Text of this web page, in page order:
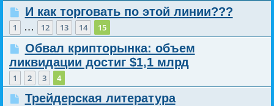
И как торговать по этой линии???
1 … 12 13 14 15
Обвал крипторынка: объем
ликвидации достиг $1,1 млрд
1 2 3 4
Трейдерская литература